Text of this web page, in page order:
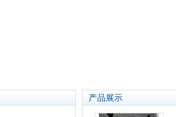
产品展示